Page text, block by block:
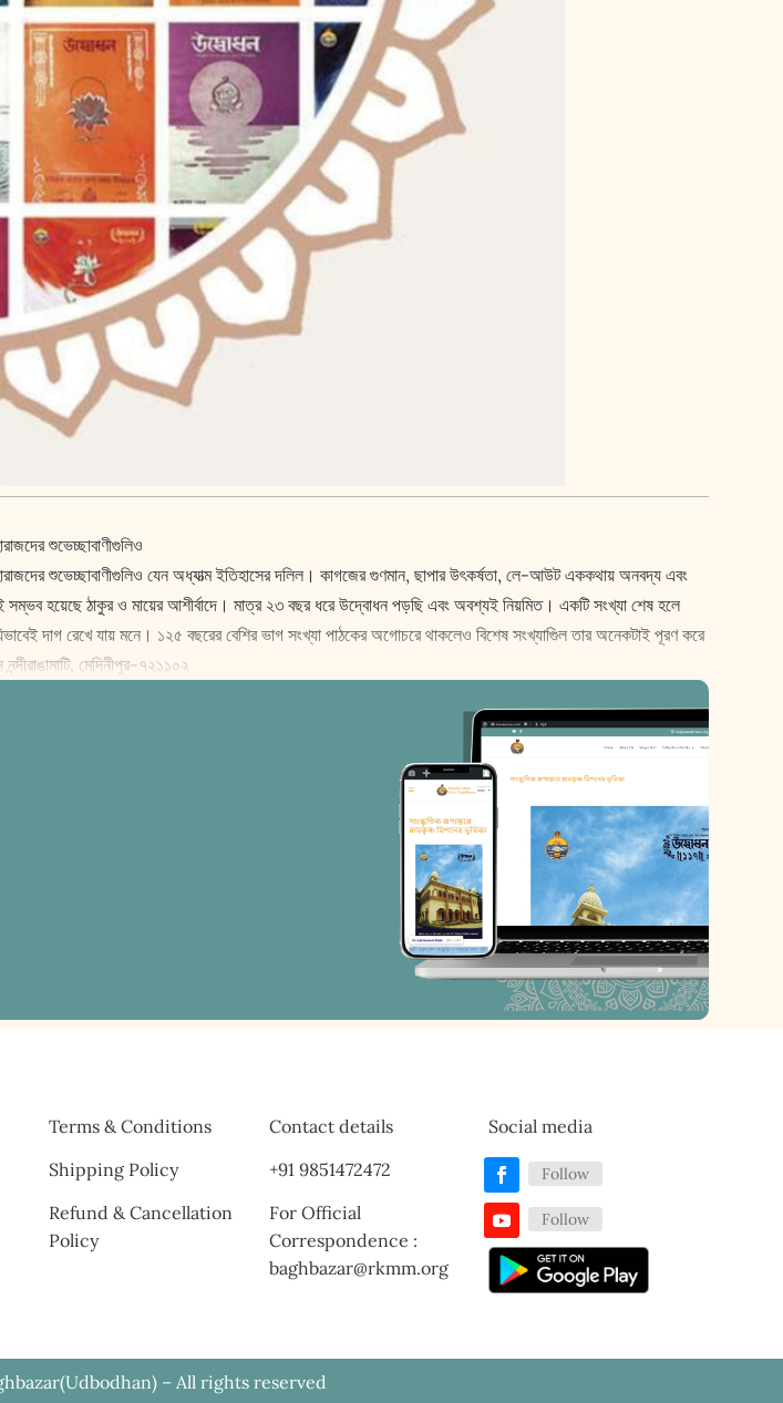
শুভেচ্ছাবাণীগুলিও
শুভেচ্ছাবাণীগুলিও যেন অধ্যাত্ম ইতিহাসের দলিল। কাগজের গুণমান, ছাপার উৎকর্ষতা, লে-আউট এককথায় অনবদ্য এবং
হয়েছে ঠাকুর ও মায়ের আশীর্বাদে। মাত্র ২৩ বছর ধরে উদ্বোধন পড়ছি এবং অবশ্যই নিয়মিত। একটি সংখ্যা শেষ হলে
দাগ রেখে যায় মনে। ১২৫ বছরের বেশির ভাগ সংখ্যা পাঠকের অগোচরে থাকলেও বিশেষ সংখ্যাগুিল তার অনেকটাই পূরণ করে
মেদিনীপুর-৭২১১০২
Terms & Conditions
Shipping Policy
Refund & Cancellation
Policy
Contact details
+91 9851472472
For Official
Correspondence :
baghbazar@rkmm.org
Social media
Follow
Follow
– All rights reserved